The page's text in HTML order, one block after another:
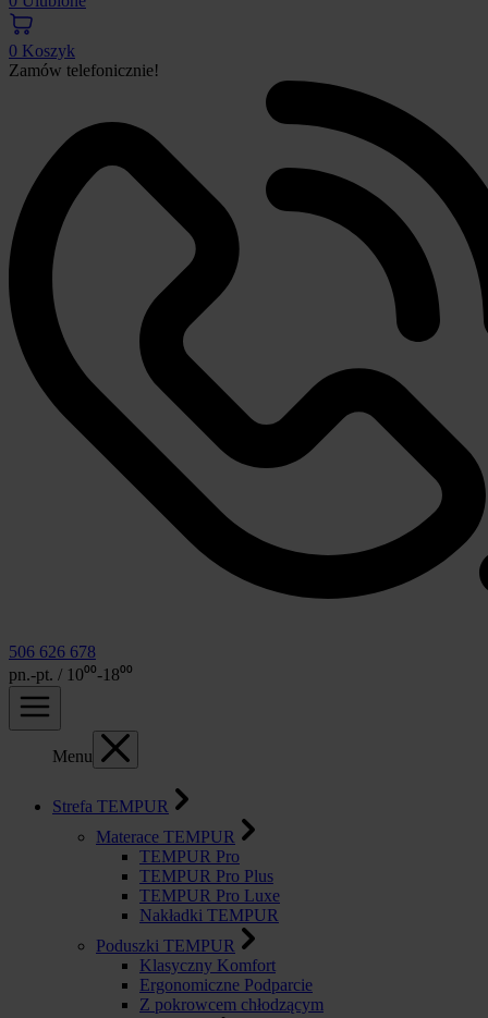
0 Koszyk
Zamów telefonicznie!
506 626 678
pn.-pt. / 10⁰⁰-18⁰⁰
Menu
Strefa TEMPUR
Materace TEMPUR
TEMPUR Pro
TEMPUR Pro Plus
TEMPUR Pro Luxe
Nakładki TEMPUR
Poduszki TEMPUR
Klasyczny Komfort
Ergonomiczne Podparcie
Z pokrowcem chłodzącym